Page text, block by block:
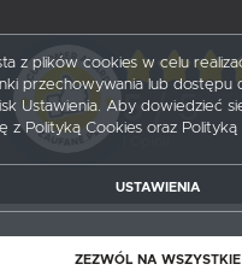
5/ 5
Copyright by probox.pl
z plików cookies w celu
przechowywania lub dostępu
Ustawienia. Aby dowiedzieć
z Polityką Cookies oraz Polityką
USTAWIENIA
ZEZWÓL NA WSZYSTKIE
ZAPISZ WYBRANE